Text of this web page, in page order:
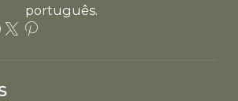
português.